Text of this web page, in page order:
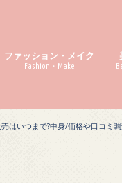
ファッション・メイク
Fashion・Make
はいつまで?中身/価格や口コミ